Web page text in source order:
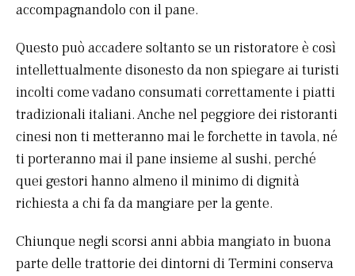
accompagnandolo con il pane.
Questo può accadere soltanto se un ristoratore è così
intellettualmente disonesto da non spiegare ai turisti
incolti come vadano consumati correttamente i piatti
tradizionali italiani. Anche nel peggiore dei ristoranti
cinesi non ti metteranno mai le forchette in tavola, né
ti porteranno mai il pane insieme al sushi, perché
quei gestori hanno almeno il minimo di dignità
richiesta a chi fa da mangiare per la gente.
Chiunque negli scorsi anni abbia mangiato in buona
parte delle trattorie dei dintorni di Termini conserva